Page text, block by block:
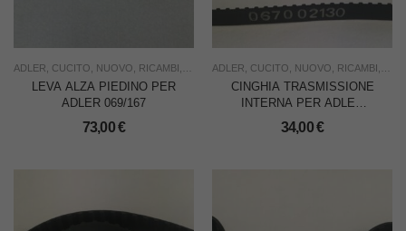
ADLER CUCITO NUOVO RICAMBI USO INDUSTRIA
LEVA ALZA PIEDINO PER
ADLER 069/167
73,00€
ADLER CUCITO NUOVO RICAMBI
CINGHIA TRASMISSIONE
INTERNA PER ADLER
067/167/267
34,00€